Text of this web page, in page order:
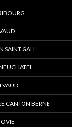
SAINT GALL
VAUD
CANTON BERNE